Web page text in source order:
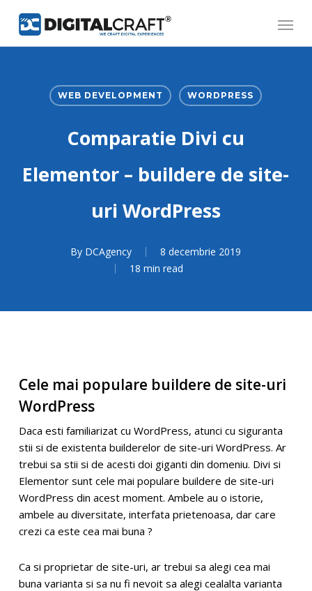
Menu
WEB DEVELOPMENT WORDPRESS
Comparatie Divi cu
Elementor – buildere de site-
uri WordPress
By DCAgency
8 decembrie 2019
18 min read
Cele mai populare buildere de site-uri
WordPress
Daca esti familiarizat cu WordPress, atunci cu siguranta
stii si de existenta builderelor de site-uri WordPress. Ar
trebui sa stii si de acesti doi giganti din domeniu. Divi si
Elementor sunt cele mai populare buildere de site-uri
WordPress din acest moment. Ambele au o istorie,
ambele au diversitate, interfata prietenoasa, dar care
crezi ca este cea mai buna ?
Ca si proprietar de site-uri, ar trebui sa alegi cea mai
buna varianta si sa nu fi nevoit sa alegi cealalta varianta